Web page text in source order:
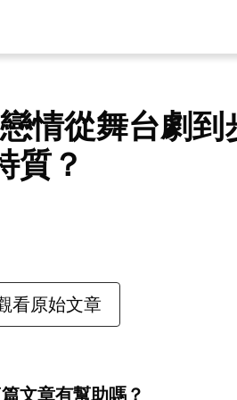
情從舞台劇到
質？
看原始文章
文章有幫助嗎？